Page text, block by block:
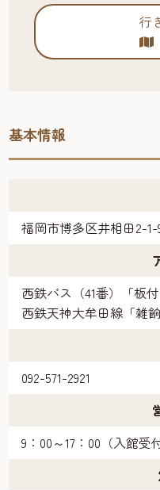
行
基本情報
福岡市博多区井相田2-1-
西鉄バス（41番）「板
西鉄天神大牟田線「雑
092-571-2921
9：00～17：00（入館受